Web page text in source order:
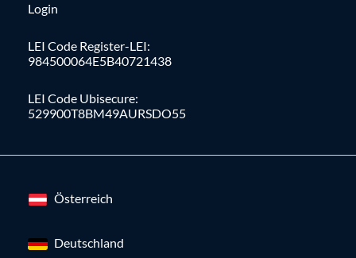
Login
LEI Code Register-LEI:
984500064E5B40721438
LEI Code Ubisecure:
529900T8BM49AURSDO55
Österreich
Deutschland